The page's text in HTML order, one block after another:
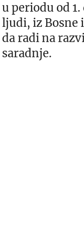
u periodu od
ljudi, iz Bosne
da radi na
saradnje.